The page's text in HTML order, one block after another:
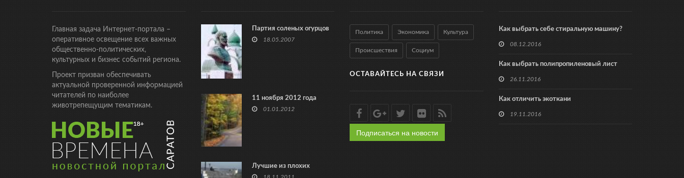
Главная задача Интернет-портала –
оперативное освещение всех важных
общественно-политических,
культурных и бизнес событий региона.
Проект призван обеспечивать
актуальной проверенной информацией
читателей по наиболее
животрепещущим тематикам.
Партия соленых огурцов
18.05.2007
11 ноября 2012 года
01.01.2012
Лучшие из плохих
Политика Экономика Культура
Происшествия Социум
ОСТАВАЙТЕСЬ НА СВЯЗИ
Подписаться на новости
Как выбрать себе стиральную машину?
08.12.2016
Как выбрать полипропиленовый лист
26.11.2016
Как отличить экоткани
19.11.2016